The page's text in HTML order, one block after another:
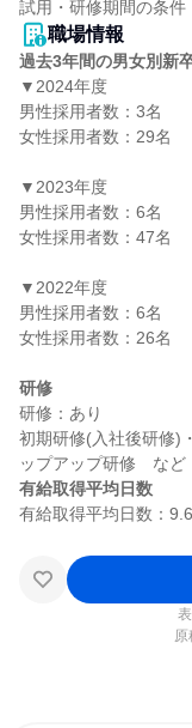
職場情報
過去3年間の男女別新
▼2024年度
男性採用者数：3名
女性採用者数：29名
▼2023年度
男性採用者数：6名
女性採用者数：47名
▼2022年度
男性採用者数：6名
女性採用者数：26名
研修
研修：あり
初期研修(入社後研修)
有給取得平均日数
原